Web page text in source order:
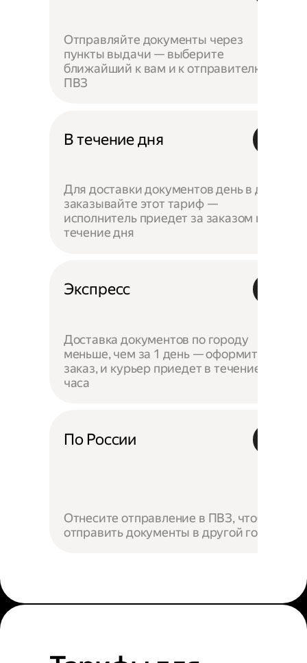
Отправляйте документы через
пункты выдачи — выберите
ближайший к вам и к отправителю
ПВЗ
В течение дня
Для доставки документов день в день
заказывайте этот тариф —
исполнитель приедет за заказом в
течение дня
Экспресс
Доставка документов по городу
меньше, чем за 1 день — оформите
заказ, и курьер приедет в течение
часа
По России
Отнесите отправление в ПВЗ, чтобы
отправить документы в другой город